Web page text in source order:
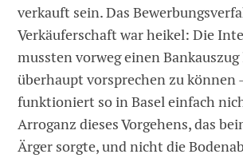
verkauft sein. Das
Verkäuferschaft war heikel: Die
mussten vorweg einen
überhaupt vorsprechen zu können
funktioniert so in Basel einfach
Arroganz dieses Vorgehens, das
Ärger sorgte, und nicht die